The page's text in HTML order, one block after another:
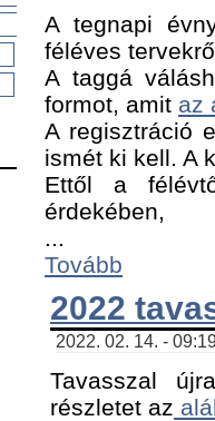
A tegnapi
féléves
A taggá
formot, amit az
A regisztráció
ismét ki kell. A
Ettől a
érdekében,
...
Tovább
2022
2022. 02. 14. -
Tavasszal
részletet az